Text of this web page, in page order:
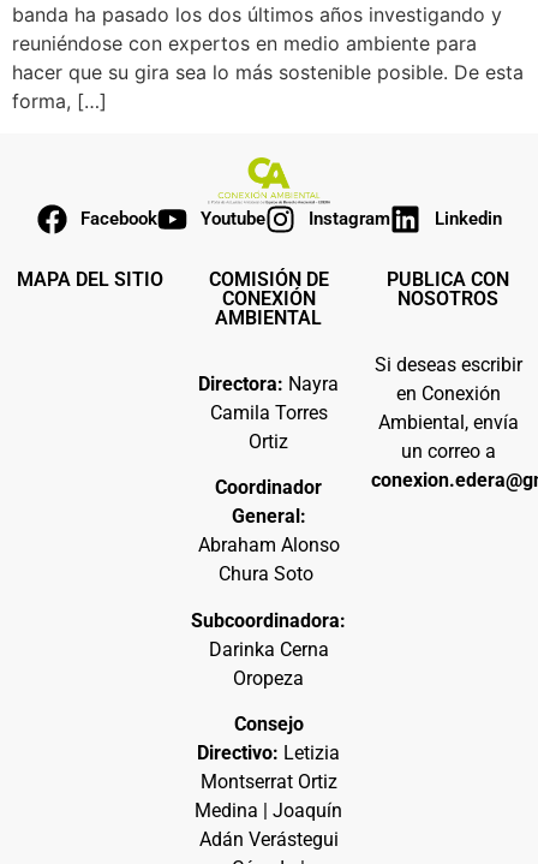
banda ha pasado los dos últimos años investigando y
reuniéndose con expertos en medio ambiente para
hacer que su gira sea lo más sostenible posible. De esta
forma, […]
Facebook Youtube Instagram Linkedin
MAPA DEL SITIO
COMISIÓN DE
CONEXIÓN
AMBIENTAL
Directora: Nayra
Camila Torres
Ortiz
Coordinador
General:
Abraham Alonso
Chura Soto
Subcoordinadora:
Darinka Cerna
Oropeza
Consejo
Directivo: Letizia
Montserrat Ortiz
Medina | Joaquín
Adán Verástegui
PUBLICA CON
NOSOTROS
Si deseas escribir
en Conexión
Ambiental, envía
un correo a